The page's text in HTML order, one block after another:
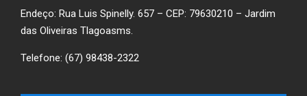
Endeço: Rua Luis Spinelly. 657 – CEP: 79630210 – Jardim
das Oliveiras Tlagoasms.
Telefone: (67) 98438-2322